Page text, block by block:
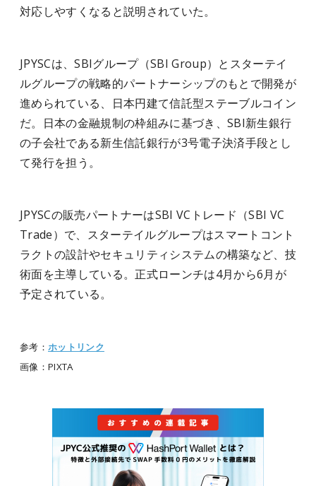
対応しやすくなると説明されていた。
JPYSCは、SBIグループ（SBI Group）とスターテイ
ルグループの戦略的パートナーシップのもとで開発が
進められている、日本円建て信託型ステーブルコイン
だ。日本の金融規制の枠組みに基づき、SBI新生銀行
の子会社である新生信託銀行が3号電子決済手段とし
て発行を担う。
JPYSCの販売パートナーはSBI VCトレード（SBI VC
Trade）で、スターテイルグループはスマートコント
ラクトの設計やセキュリティシステムの構築など、技
術面を主導している。正式ローンチは4月から6月が
予定されている。
参考： ホットリンク
画像：PIXTA